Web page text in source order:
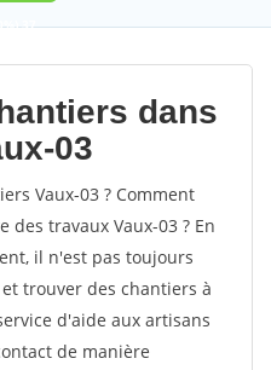
37
dans
03
Vaux-03 ? Comment
travaux Vaux-03 ? En
il n'est pas toujours
trouver des chantiers à
d'aide aux artisans
de manière